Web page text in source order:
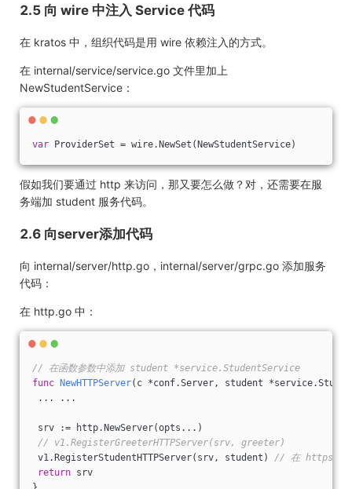
2.5 向 wire 中注入 Service 代码
在 kratos 中，组织代码是用 wire 依赖注入的方式。
在 internal/service/service.go 文件里加上
NewStudentService：
var ProviderSet = wire.NewSet(NewStudentService)
假如我们要通过 http 来访问，那又要怎么做？对，还需要在服
务端加 student 服务代码。
2.6 向server添加代码
向 internal/server/http.go，internal/server/grpc.go 添加服务
代码：
在 http.go 中：
// 在函数参数中添加 student *service.StudentService
func NewHTTPServer(c *conf.Server, student
... ...
srv := http.NewServer(opts...)
// v1.RegisterGreeterHTTPServer(srv, greeter)
v1.RegisterStudentHTTPServer(srv, student) // 在
return srv